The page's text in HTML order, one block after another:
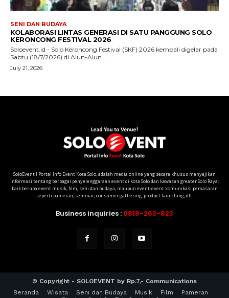
SoloEvent I Portal Info Event Kota Solo, adalah media online yang secara khusus menyajikan
informasi tentang berbagai penyelenggaraan event di kota Solo dan kawasan greater Solo Raya;
baik berupa event musik, film, seni dan budaya, maupun event-event komunikasi pemasaran
seperti pameran, seminar, consumer gathering, product launching, dll.
Business inquiries : 0818-263-823
© Copyright - SOLOEVENT by Rp.7,- Communications
Beranda
Wisata Seni dan Budaya Musik Film
Pameran